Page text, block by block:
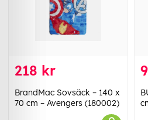
218 kr
BrandMac Sovsäck – 140 x
70 cm – Avengers (180002)